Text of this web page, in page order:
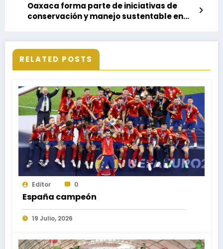
Oaxaca forma parte de iniciativas de
conservación y manejo sustentable en
RELATED POSTS
Editor 0
España campeón
19 Julio, 2026